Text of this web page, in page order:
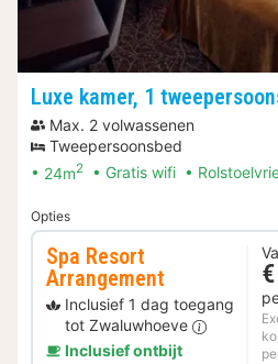
Luxe kamer, 1
Max. 2 volwassenen
Tweepersoonsbed
24m2 Gratis wifi
Opties
Spa Resort
Arrangement
Inclusief 1 dag toegang
tot Zwaluwhoeve
Inclusief ontbijt